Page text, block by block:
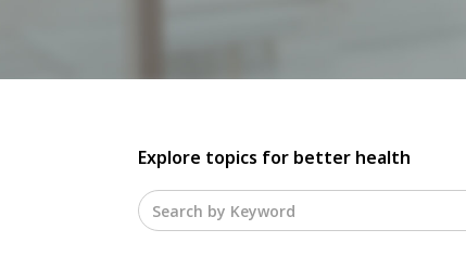
Explore topics for better health